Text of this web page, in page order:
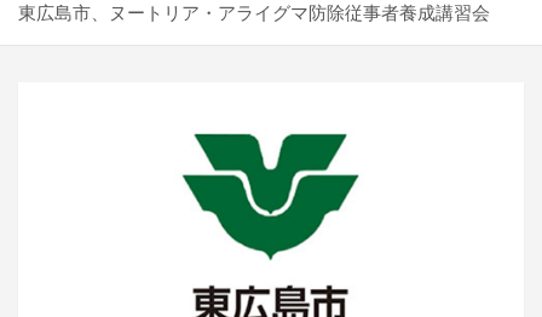
東広島市、ヌートリア・アライグマ防除従事者養成講習会